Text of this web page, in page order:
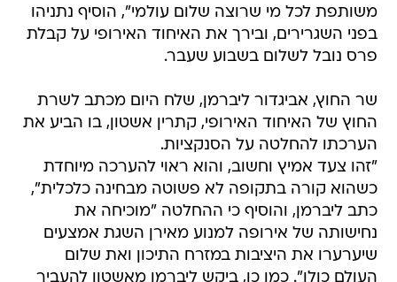
משותפת לכל מי שרוצה שלום עולמי", הוסיף נתניהו
בפני השגרירים, ובירך את האיחוד האירופי על קבלת
פרס נובל לשלום בשבוע שעבר.
שר החוץ, אביגדור ליברמן, שלח היום מכתב לשרת
החוץ של האיחוד האירופי, קתרין אשטון, בו הביע את
הערכתו להחלטה על הסנקציות.
"זהו צעד אמיץ וחשוב, והוא ראוי להערכה מיוחדת
כשהוא קורה בתקופה לא פשוטה מבחינה כלכלית",
כתב ליברמן, והוסיף כי ההחלטה "מוכיחה את
נחישותה של אירופה למנוע מאירן השגת אמצעים
שיערערו את היציבות במזרח התיכון ואת שלום
העולם כולו". כמו כן, ביקש ליברמן מאשטון להעביר